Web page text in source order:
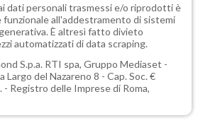
dati personali trasmessi e/o riprodotti è
all'addestramento di sistemi
È altresì fatto divieto
automatizzati di data scraping.
S.p.a. RTI spa, Gruppo Mediaset -
Largo del Nazareno 8 - Cap. Soc. €
Registro delle Imprese di Roma,